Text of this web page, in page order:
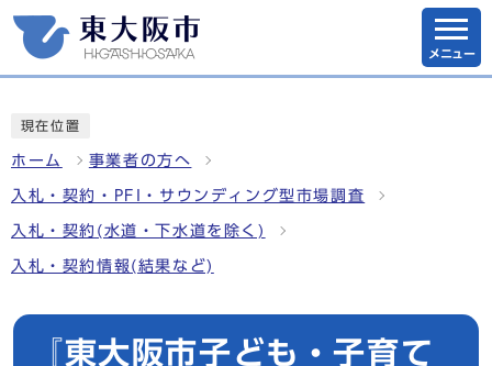
メニュー
現在位置
ホーム 事業者の方へ
入札・契約・PFI・サウンディング型市場調査
入札・契約(水道・下水道を除く)
入札・契約情報(結果など)
『東大阪市子ども・子育て